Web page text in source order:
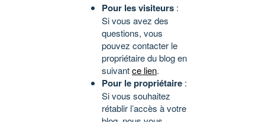
Pour les visiteurs :
Si vous avez des
questions, vous
pouvez contacter le
propriétaire du blog en
suivantce lien.
Pour le propriétaire :
Si vous souhaitez
rétablir l’accès à votre